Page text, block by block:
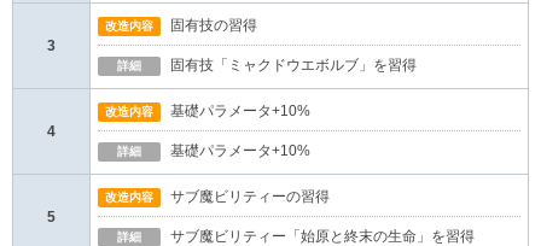
3
改造内容 固有技の習得
詳細 固有技「ミャクドウエボルブ」を習得
4
改造内容 基礎パラメータ+10%
詳細 基礎パラメータ+10%
5
改造内容 サブ魔ビリティーの習得
詳細 サブ魔ビリティー「始原と終末の生命」を習得